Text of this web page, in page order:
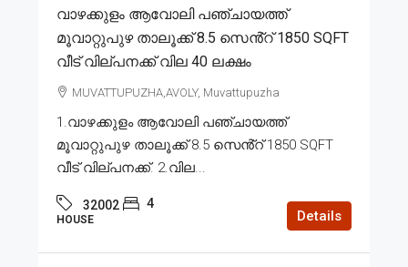
വാഴക്കുളം ആവോലി പഞ്ചായത്ത്
മൂവാറ്റുപുഴ താലൂക്ക് 8.5 സെൻ്റ് 1850 SQFT
വീട് വില്പനക്ക് വില 40 ലക്ഷം
MUVATTUPUZHA,AVOLY, Muvattupuzha
1.വാഴക്കുളം ആവോലി പഞ്ചായത്ത്
മൂവാറ്റുപുഴ താലൂക്ക് 8.5 സെൻ്റ് 1850 SQFT
വീട് വില്പനക്ക്. 2.വില...
32002 4
HOUSE Details